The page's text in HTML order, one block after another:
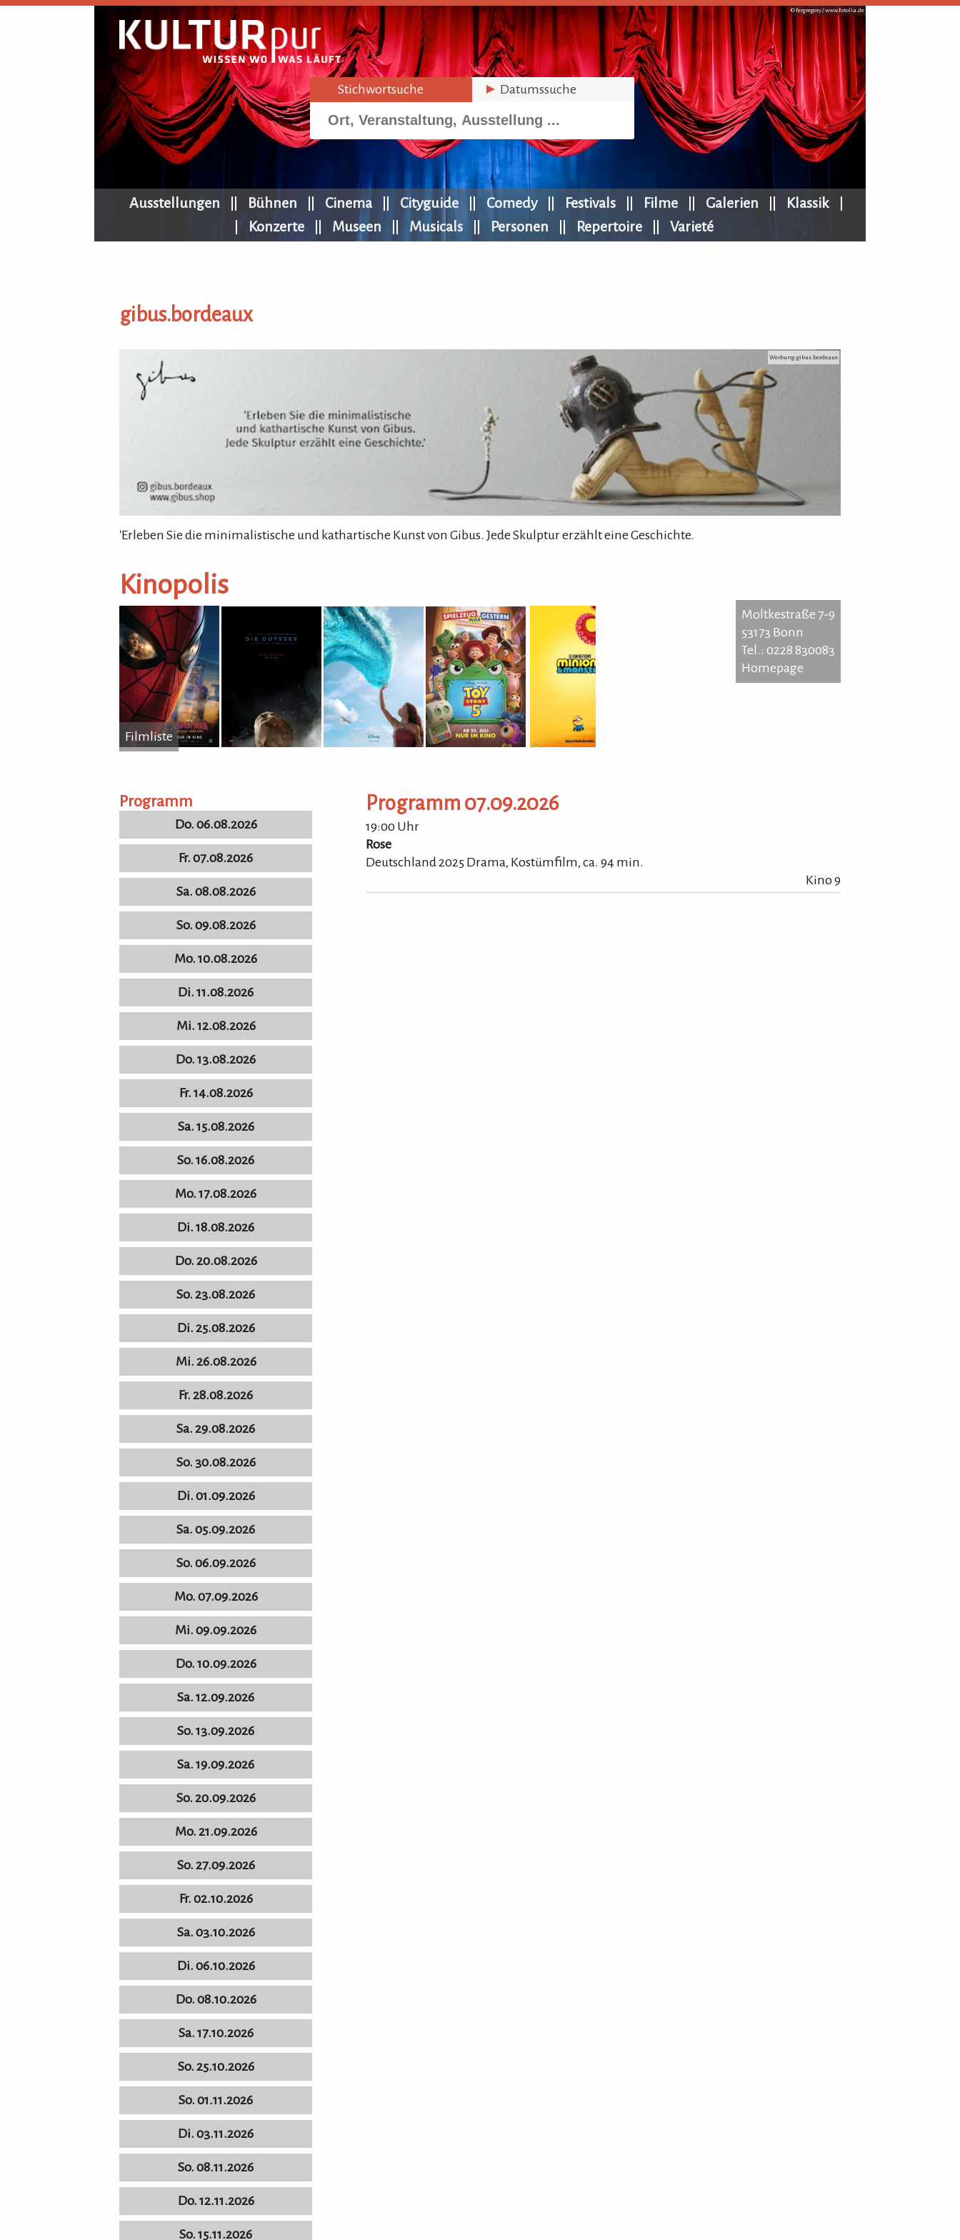
© fergregory /www.fotolia.de
Stichwortsuche ► Datumssuche
KULTURpur Navigation
Ausstellungen Bühnen Cinema Cityguide Comedy Festivals Filme Galerien
Klassik
Konzerte
Museen Musicals Personen Repertoire Varieté
gibus.bordeaux
gibus.bordeaux Werbung: gibus.bordeaux
'Erleben Sie die minimalistische und kathartische Kunst von Gibus. Jede Skulptur erzählt eine Geschichte.
Kinopolis
Filmliste
Moltkestraße 7-9
53173 Bonn
Tel.: 0228 830083
Homepage
Programm
Do. 06.08.2026
Fr. 07.08.2026
Sa. 08.08.2026
So. 09.08.2026
Mo. 10.08.2026
Di. 11.08.2026
Mi. 12.08.2026
Do. 13.08.2026
Fr. 14.08.2026
Sa. 15.08.2026
So. 16.08.2026
Mo. 17.08.2026
Di. 18.08.2026
Do. 20.08.2026
So. 23.08.2026
Di. 25.08.2026
Mi. 26.08.2026
Fr. 28.08.2026
Sa. 29.08.2026
So. 30.08.2026
Di. 01.09.2026
Sa. 05.09.2026
So. 06.09.2026
Mo. 07.09.2026
Mi. 09.09.2026
Do. 10.09.2026
Sa. 12.09.2026
So. 13.09.2026
Sa. 19.09.2026
So. 20.09.2026
Mo. 21.09.2026
So. 27.09.2026
Fr. 02.10.2026
Sa. 03.10.2026
Di. 06.10.2026
Do. 08.10.2026
Sa. 17.10.2026
So. 25.10.2026
So. 01.11.2026
Di. 03.11.2026
So. 08.11.2026
Do. 12.11.2026
So. 15.11.2026
Programm 07.09.2026
19:00 Uhr
Rose
Deutschland 2025 Drama, Kostümfilm, ca. 94 min.
Kino 9